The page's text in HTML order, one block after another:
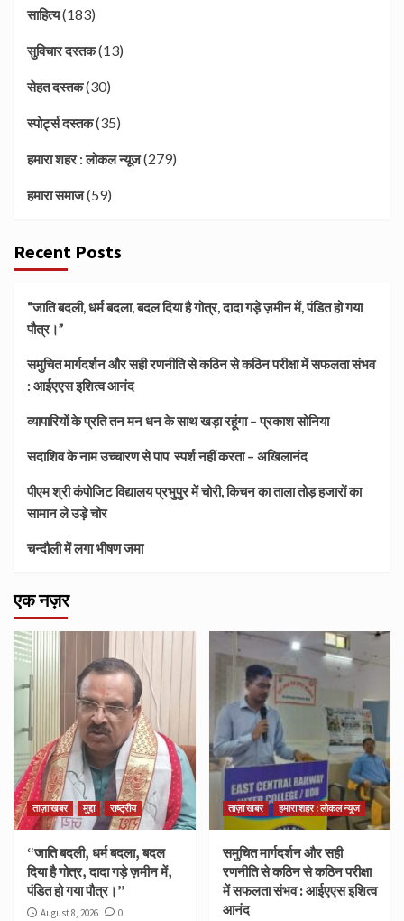
साहित्य(183)
सुविचार दस्तक(13)
सेहत दस्तक(30)
स्पोर्ट्स दस्तक(35)
हमारा शहर : लोकल न्यूज(279)
हमारा समाज(59)
Recent Posts
“जाति बदली, धर्म बदला, बदल दिया है गोत्र, दादा गड़े ज़मीन में, पंडित हो गया
पौत्र।”
समुचित मार्गदर्शन और सही रणनीति से कठिन से कठिन परीक्षा में सफलता संभव
: आईएएस इशित्व आनंद
व्यापारियों के प्रति तन मन धन के साथ खड़ा रहूंगा – प्रकाश सोनिया
सदाशिव के नाम उच्चारण से पाप स्पर्श नहीं करता – अखिलानंद
पीएम श्री कंपोजिट विद्यालय प्रभुपुर में चोरी, किचन का ताला तोड़ हजारों का
सामान ले उड़े चोर
चन्दौली में लगा भीषण जमा
एक नज़र
ताज़ा खबर मुद्दा राष्ट्रीय
“जाति बदली, धर्म बदला, बदल
दिया है गोत्र, दादा गड़े ज़मीन में,
पंडित हो गया पौत्र।”
August 8, 2026 0
ताज़ा खबर हमारा शहर : लोकल न्यूज
समुचित मार्गदर्शन और सही
रणनीति से कठिन से कठिन परीक्षा
में सफलता संभव : आईएएस इशित्व
आनंद